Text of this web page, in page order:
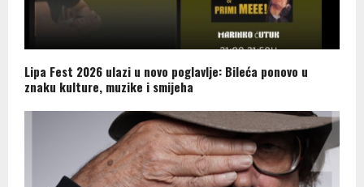
Lipa Fest 2026 ulazi u novo poglavlje: Bileća ponovo u
znaku kulture, muzike i smijeha